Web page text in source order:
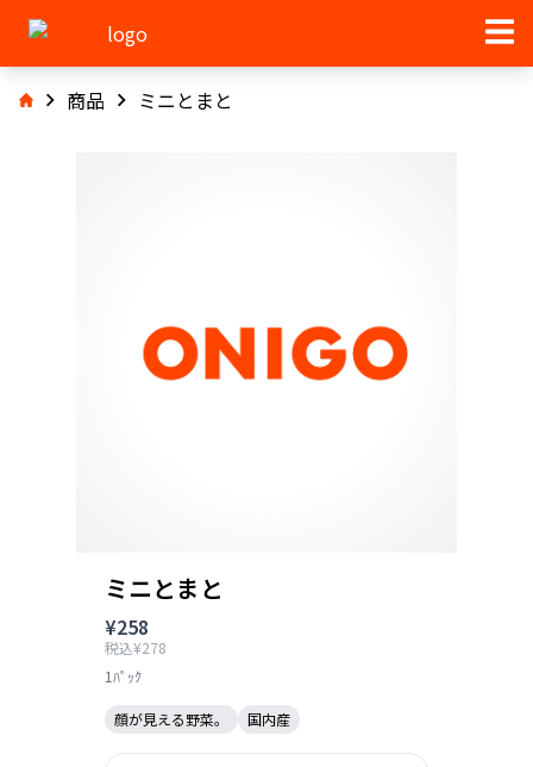
商品 ミニとまと
ミニとまと
¥258
税込¥278
1ﾊﾟｯｸ
顔が見える野菜。 国内産